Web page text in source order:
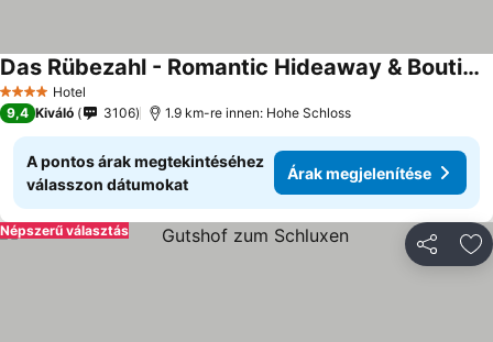
4 KategóriaHotel
Das Rübezahl - Romantic Hideaway & Boutique Spa
9,4 Kiváló 3106 1.9 km-re innen: Hohe Schloss
A pontos árak megtekintéséhez
válasszon dátumokat
Árak megjelenítése
Népszerű választás